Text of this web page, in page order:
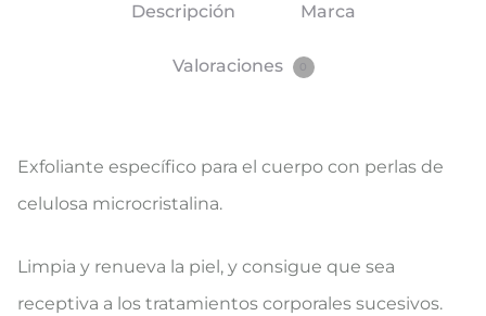
Descripción Marca
Valoraciones
Exfoliante específico para el cuerpo con perlas de
celulosa microcristalina.
Limpia y renueva la piel, y consigue que sea
receptiva a los tratamientos corporales sucesivos.